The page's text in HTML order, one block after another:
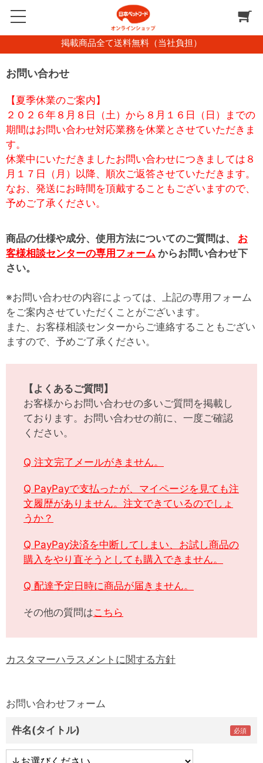
掲載商品全て送料無料（当社負担）
お問い合わせ
【夏季休業のご案内】
２０２６年８月８日（土）から８月１６日（日）までの
期間はお問い合わせ対応業務を休業とさせていただきま
す。
休業中にいただきましたお問い合わせにつきましては８
月１７日（月）以降、順次ご返答させていただきます。
なお、発送にお時間を頂戴することもございますので、
予めご了承ください。
商品の仕様や成分、使用方法についてのご質問は、 お
客様相談センターの専用フォーム からお問い合わせ下
さい。
※お問い合わせの内容によっては、上記の専用フォーム
をご案内させていただくことがございます。
また、お客様相談センターからご連絡することもござい
ますので、予めご了承ください。
【よくあるご質問】
お客様からお問い合わせの多いご質問を掲載し
ております。お問い合わせの前に、一度ご確認
ください。
Q 注文完了メールがきません。
Q PayPayで支払ったが、マイページを見ても注
文履歴がありません。注文できているのでしょ
うか？
Q PayPay決済を中断してしまい、お試し商品の
購入をやり直そうとしても購入できません。
Q 配達予定日時に商品が届きません。
その他の質問はこちら
カスタマーハラスメントに関する方針
お問い合わせフォーム
件名(タイトル)